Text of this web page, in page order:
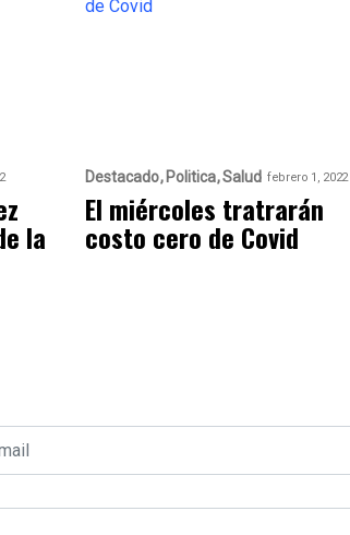
la
Destacado Politica Salud febrero 1, 2022
El miércoles tratrarán
costo cero de Covid